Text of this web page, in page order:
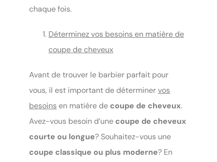
chaque fois.
Déterminez vos besoins en matière de
coupe de cheveux
Avant de trouver le barbier parfait pour
vous, il est important de déterminervos
besoins en matière de coupe de cheveux.
Avez-vous besoin d’une coupe de cheveux
courte ou longue? Souhaitez-vous une
coupe classique ou plus moderne? En